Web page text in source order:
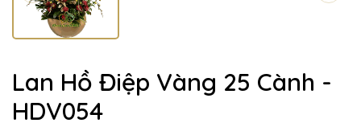
Lan Hồ Điệp Vàng 25 Cành -
HDV054